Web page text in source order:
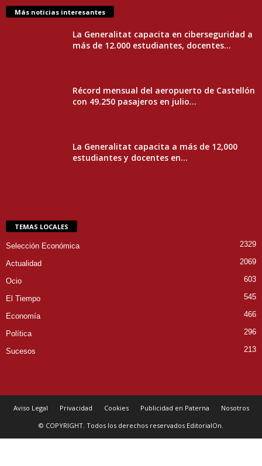
Más noticias interesantes
La Generalitat capacita en ciberseguridad a
más de 12.000 estudiantes, docentes...
Récord mensual del aeropuerto de Castellón
con 49.250 pasajeros en julio...
La Generalitat capacita a más de 12,000
estudiantes y docentes en...
TEMAS LOCALES
Selección Económica 2329
Actualidad 2069
Ocio 603
El Tiempo 545
Economía 466
Política 296
Sucesos 213
Aviso Legal Privacidad Cookies Publicidad en Paterna
Nosotros
© COPYRIGHT. Todos los derechos reservados EditorialOn.